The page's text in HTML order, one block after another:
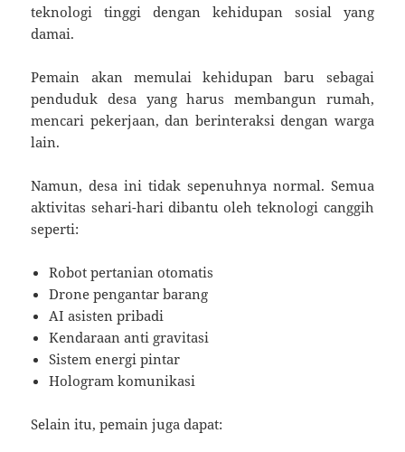
teknologi tinggi dengan kehidupan sosial yang
damai.
Pemain akan memulai kehidupan baru sebagai
penduduk desa yang harus membangun rumah,
mencari pekerjaan, dan berinteraksi dengan warga
lain.
Namun, desa ini tidak sepenuhnya normal. Semua
aktivitas sehari-hari dibantu oleh teknologi canggih
seperti:
Robot pertanian otomatis
Drone pengantar barang
AI asisten pribadi
Kendaraan anti gravitasi
Sistem energi pintar
Hologram komunikasi
Selain itu, pemain juga dapat: